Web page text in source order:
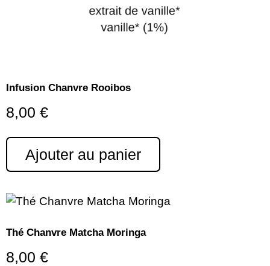
Infusion Chanvre Rooibos
8,00 €
Ajouter au panier
Thé Chanvre Matcha Moringa
8,00 €